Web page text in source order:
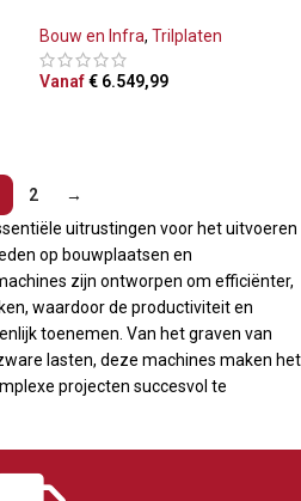
Bouw en Infra, Trilplaten
Vanaf€ 6.549,99
2
→
uitrustingen voor het uitvoeren
op bouwplaatsen en
zijn ontworpen om efficiënter,
waardoor de productiviteit en
toenemen. Van het graven van
lasten, deze machines maken het
projecten succesvol te